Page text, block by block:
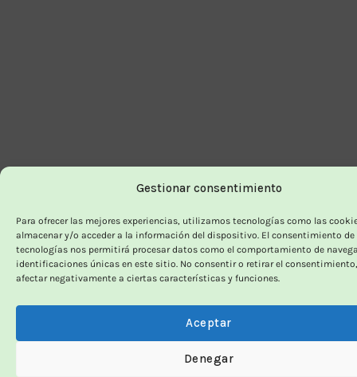
Gestionar consentimiento
Para ofrecer las mejores experiencias, utilizamos tecnologías como las
almacenar y/o acceder a la información del dispositivo. El consentimiento de
tecnologías nos permitirá procesar datos como el comportamiento de
identificaciones únicas en este sitio. No consentir o retirar el
afectar negativamente a ciertas características y funciones.
Aceptar
Denegar